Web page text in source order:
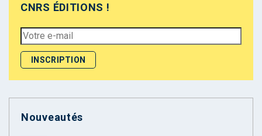
CNRS ÉDITIONS !
Nouveautés